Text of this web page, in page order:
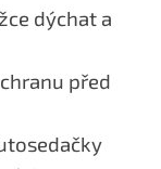
dýchat a
před